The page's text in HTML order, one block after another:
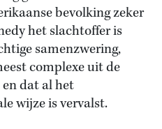
bevolking zeker
het slachtoffer is
samenzwering,
complexe uit de
dat al het
wijze is vervalst.